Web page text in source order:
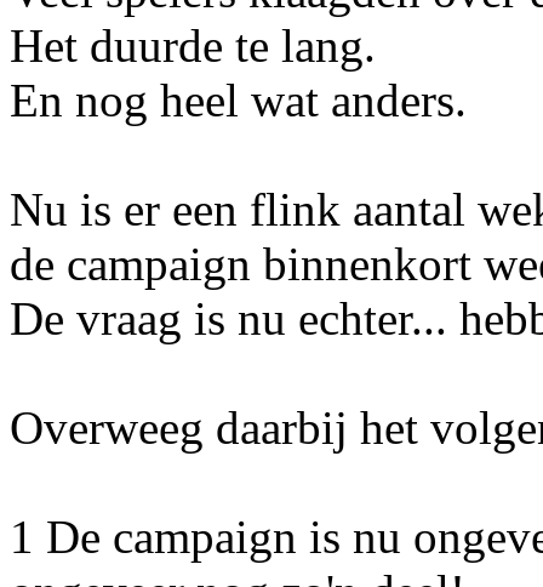
Het duurde te lang.
En nog heel wat anders.
Nu is er een flink aantal
de campaign binnenkort
De vraag is nu echter...
Overweeg daarbij het
1 De campaign is nu